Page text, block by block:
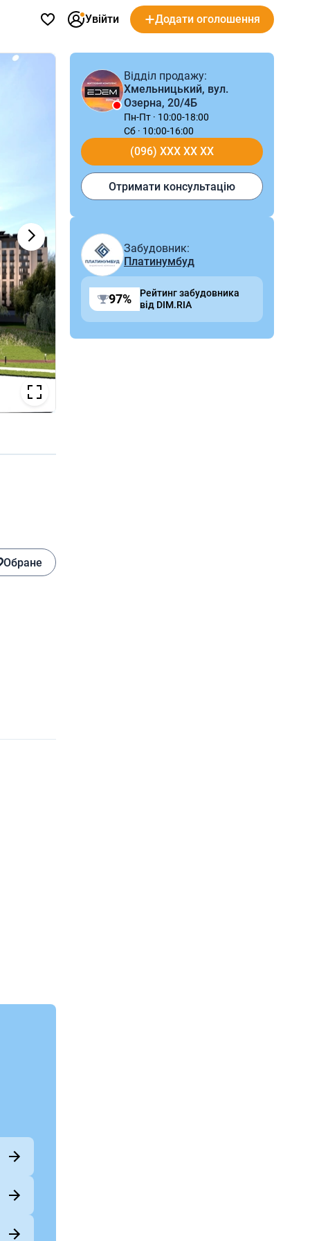
Увійти Додати оголошення
Обране
Відділ продажу:
Хмельницький, вул.
Озерна, 20/4Б
Пн-Пт · 10:00-18:00
Сб · 10:00-16:00
(096) XXX XX XX
Отримати консультацію
Забудовник:
Платинумбуд
97%
Рейтинг забудовника
від DIM.RIA